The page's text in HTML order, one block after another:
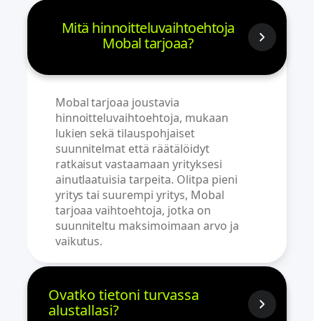
Mitä hinnoitteluvaihtoehtoja
Mobal tarjoaa?
Mobal tarjoaa joustavia
hinnoitteluvaihtoehtoja, mukaan
lukien sekä tilauspohjaiset
suunnitelmat että räätälöidyt
ratkaisut vastaamaan yrityksesi
ainutlaatuisia tarpeita. Olitpa pieni
yritys tai suurempi yritys, Mobal
tarjoaa vaihtoehtoja, jotka on
suunniteltu maksimoimaan arvo ja
vaikutus.
Ovatko tietoni turvassa
alustallasi?